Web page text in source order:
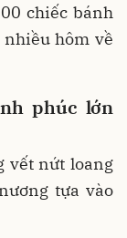
chiếc bánh
hôm về
phúc lớn
vết nứt loang
tựa vào